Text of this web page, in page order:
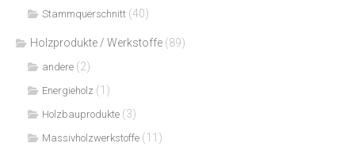
Stammquerschnitt (40)
Holzprodukte / Werkstoffe (89)
andere (2)
Energieholz (1)
Holzbauprodukte (3)
Massivholzwerkstoffe (11)